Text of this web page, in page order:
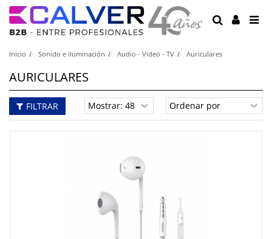
Inicio Sonido e iluminación Audio - Video - TV Auriculares
AURICULARES
FILTRAR